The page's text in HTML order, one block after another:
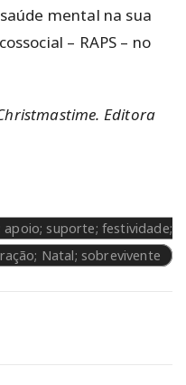
mental na sua
– RAPS – no
Editora
suporte; festividade;
Natal; sobrevivente